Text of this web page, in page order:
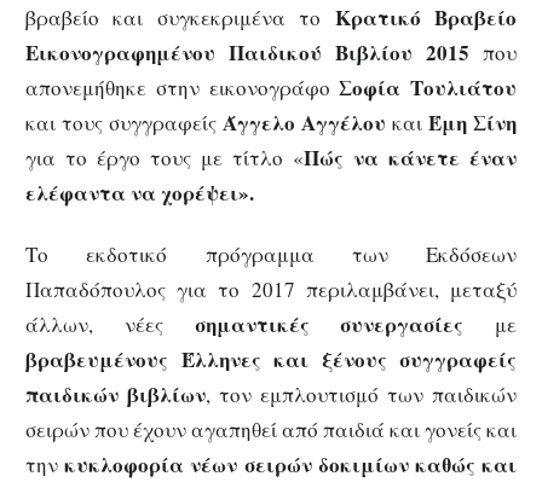
βραβείο και συγκεκριμένα το Κρατικό Βραβείο
Εικονογραφημένου Παιδικού Βιβλίου 2015 που
απονεμήθηκε στην εικονογράφοΣοφία Τουλιάτου
και τους συγγραφείς Άγγελο Αγγέλου και Έμη Σίνη
για το έργο τους με τίτλο «Πώς να κάνετε έναν
ελέφαντα να χορέψει».
Το εκδοτικό πρόγραμμα των Εκδόσεων
Παπαδόπουλος για το 2017 περιλαμβάνει, μεταξύ
άλλων, νέες σημαντικές συνεργασίες με
βραβευμένους Έλληνες και ξένους συγγραφείς
παιδικών βιβλίων, τον εμπλουτισμό των παιδικών
σειρών που έχουν αγαπηθεί από παιδιά και γονείς και
τηνκυκλοφορία νέων σειρών δοκιμίων καθώς και